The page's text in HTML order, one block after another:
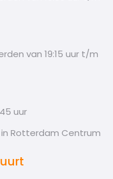
van 19:15 uur t/m
uur
Rotterdam Centrum